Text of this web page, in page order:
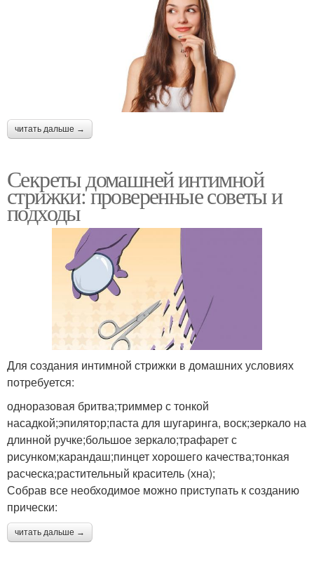
читать дальше →
Секреты домашней интимной
стрижки: проверенные советы и
подходы
Для создания интимной стрижки в домашних условиях
потребуется:
одноразовая бритва;триммер с тонкой
насадкой;эпилятор;паста для шугаринга, воск;зеркало на
длинной ручке;большое зеркало;трафарет с
рисунком;карандаш;пинцет хорошего качества;тонкая
расческа;растительный краситель (хна);
Собрав все необходимое можно приступать к созданию
прически:
читать дальше →